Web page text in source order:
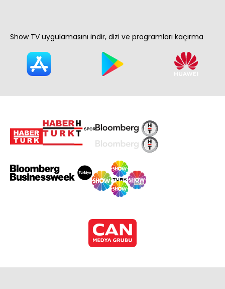
Show TV uygulamasını indir, dizi ve programları kaçırma